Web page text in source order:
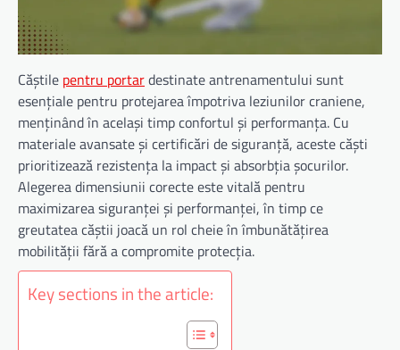
Căștile pentru portardestinate antrenamentului sunt
esențiale pentru protejarea împotriva leziunilor craniene,
menținând în același timp confortul și performanța. Cu
materiale avansate și certificări de siguranță, aceste căști
prioritizează rezistența la impact și absorbția șocurilor.
Alegerea dimensiunii corecte este vitală pentru
maximizarea siguranței și performanței, în timp ce
greutatea căștii joacă un rol cheie în îmbunătățirea
mobilității fără a compromite protecția.
Key sections in the article: